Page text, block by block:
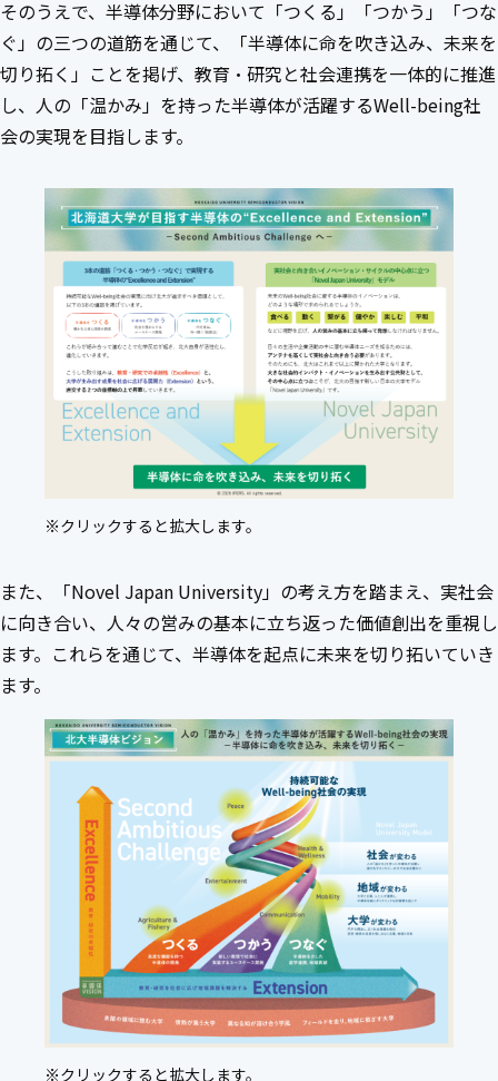
そのうえで、半導体分野において「つくる」「つかう」「つな
ぐ」の三つの道筋を通じて、「半導体に命を吹き込み、未来を
切り拓く」ことを掲げ、教育・研究と社会連携を一体的に推進
し、人の「温かみ」を持った半導体が活躍するWell-being社
会の実現を目指します。
※クリックすると拡大します。
また、「Novel Japan University」の考え方を踏まえ、実社会
に向き合い、人々の営みの基本に立ち返った価値創出を重視し
ます。これらを通じて、半導体を起点に未来を切り拓いていき
ます。
※クリックすると拡大します。